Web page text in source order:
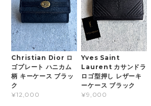
Christian Dior ロ
ゴプレート ハニカム
柄 キーケース ブラッ
ク
¥12,000
Yves Saint
Laurent カサンドラ
ロゴ型押し レザーキ
ーケース ブラック
¥9,000